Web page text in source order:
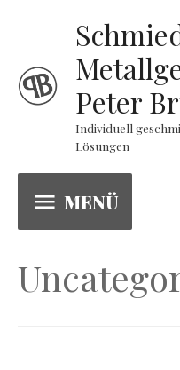
Peter
Individuell
Lösungen
MENÜ
MENÜ